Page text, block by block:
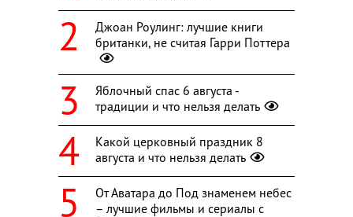
Джоан Роулинг: лучшие книги
британки, не считая Гарри Поттера
Яблочный спас 6 августа -
традиции и что нельзя делать
Какой церковный праздник 8
августа и что нельзя делать
От Аватара до Под знаменем небес
– лучшие фильмы и сериалы с